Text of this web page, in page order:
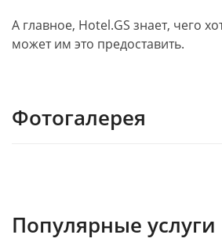
А главное, Hotel.GS знает, чего
может им это предоставить.
Фотогалерея
Популярные услуги